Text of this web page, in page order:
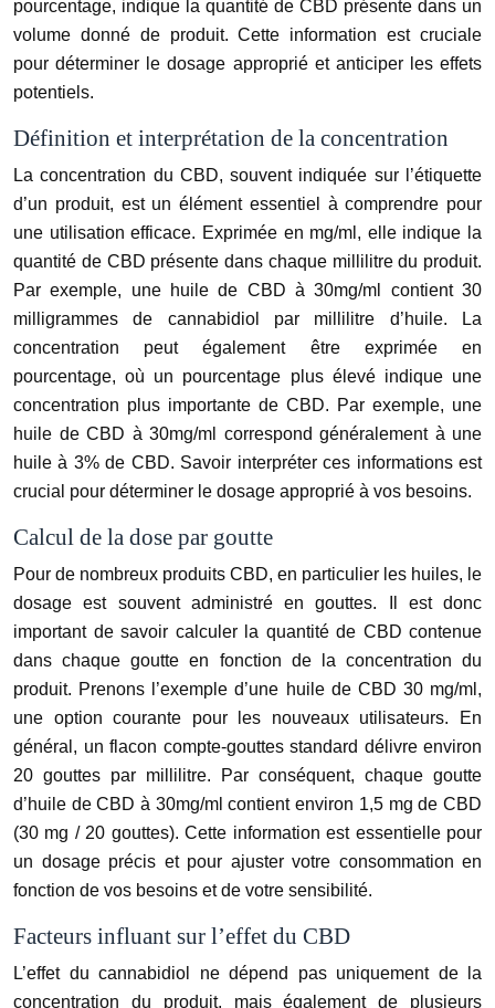
pourcentage, indique la quantité de CBD présente dans un
volume donné de produit. Cette information est cruciale
pour déterminer le dosage approprié et anticiper les effets
potentiels.
Définition et interprétation de la concentration
La concentration du CBD, souvent indiquée sur l’étiquette
d’un produit, est un élément essentiel à comprendre pour
une utilisation efficace. Exprimée en mg/ml, elle indique la
quantité de CBD présente dans chaque millilitre du produit.
Par exemple, une huile de CBD à 30mg/ml contient 30
milligrammes de cannabidiol par millilitre d’huile. La
concentration peut également être exprimée en
pourcentage, où un pourcentage plus élevé indique une
concentration plus importante de CBD. Par exemple, une
huile de CBD à 30mg/ml correspond généralement à une
huile à 3% de CBD. Savoir interpréter ces informations est
crucial pour déterminer le dosage approprié à vos besoins.
Calcul de la dose par goutte
Pour de nombreux produits CBD, en particulier les huiles, le
dosage est souvent administré en gouttes. Il est donc
important de savoir calculer la quantité de CBD contenue
dans chaque goutte en fonction de la concentration du
produit. Prenons l’exemple d’une huile de CBD 30 mg/ml,
une option courante pour les nouveaux utilisateurs. En
général, un flacon compte-gouttes standard délivre environ
20 gouttes par millilitre. Par conséquent, chaque goutte
d’huile de CBD à 30mg/ml contient environ 1,5 mg de CBD
(30 mg / 20 gouttes). Cette information est essentielle pour
un dosage précis et pour ajuster votre consommation en
fonction de vos besoins et de votre sensibilité.
Facteurs influant sur l’effet du CBD
L’effet du cannabidiol ne dépend pas uniquement de la
concentration du produit, mais également de plusieurs